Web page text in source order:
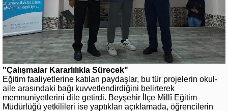
"Çalışmalar Kararlılıkla Sürecek"
Eğitim faaliyetlerine katılan paydaşlar, bu tür projelerin okul-
aile arasındaki bağı kuvvetlendirdiğini belirterek
memnuniyetlerini dile getirdi. Beyşehir İlçe Millî Eğitim
Müdürlüğü yetkilileri ise yaptıkları açıklamada, öğrencilerin